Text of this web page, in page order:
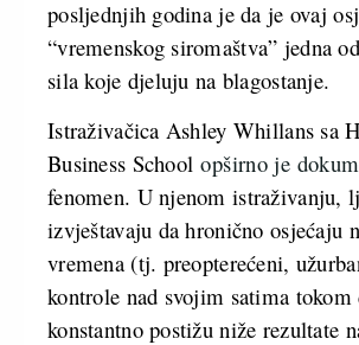
posljednjih godina je da je ovaj
“vremenskog siromaštva” jedna
sila koje djeluju na blagostanje.
Istraživačica Ashley Whillans sa
Business Schoolopširno je
fenomen. U njenom istraživanju,
izvještavaju da hronično osjećaju
vremena (tj. preopterećeni,
kontrole nad svojim satima tokom
konstantno postižu niže rezultate